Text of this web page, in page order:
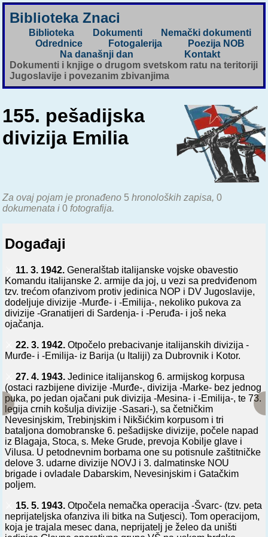
Biblioteka Znaci
Biblioteka Dokumenti
Nemački dokumenti
Odrednice
Fotogalerija
Poezija NOB
Na današnji dan
Kontakt
Dokumenti i knjige o drugom svetskom ratu na teritoriji
Jugoslavije i povezanim zbivanjima
155. pešadijska
divizija Emilia
Za ovaj pojam je pronađeno 5 hronoloških zapisa,0
dokumenata i0 fotografija.
Događaji
11. 3. 1942. Generalštab italijanske vojske obavestio
Komandu italijanske 2. armije da joj, u vezi sa predviđenom
tzv. trećom ofanzivom protiv jedinica NOP i DV Jugoslavije,
dodeljuje divizije -Murđe- i -Emilija-, nekoliko pukova za
divizije -Granatijeri di Sardenja- i -Peruđa- i još neka
ojačanja.
22. 3. 1942. Otpočelo prebacivanje italijanskih divizija -
Murđe- i -Emilija- iz Barija (u Italiji) za Dubrovnik i Kotor.
27. 4. 1943. Jedinice italijanskog 6. armijskog korpusa
(ostaci razbijene divizije -Murđe-, divizija -Marke- bez jednog
puka, po jedan ojačani puk divizija -Mesina- i -Emilija-, te 73.
legija crnih košulja divizije -Sasari-), sa četničkim
Nevesinjskim, Trebinjskim i Nikšićkim korpusom i tri
bataljona domobranske 6. pešadijske divizije, počele napad
iz Blagaja, Stoca, s. Meke Grude, prevoja Kobilje glave i
Vilusa. U petodnevnim borbama one su potisnule zaštitničke
delove 3. udarne divizije NOVJ i 3. dalmatinske NOU
brigade i ovladale Dabarskim, Nevesinjskim i Gatačkim
poljem.
15. 5. 1943. Otpočela nemačka operacija -Švarc- (tzv. peta
neprijateljska ofanziva ili bitka na Sutjesci). Tom operacijom,
koja je trajala mesec dana, neprijatelj je želeo da uništi